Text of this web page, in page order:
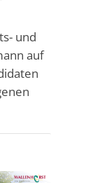
und
auf